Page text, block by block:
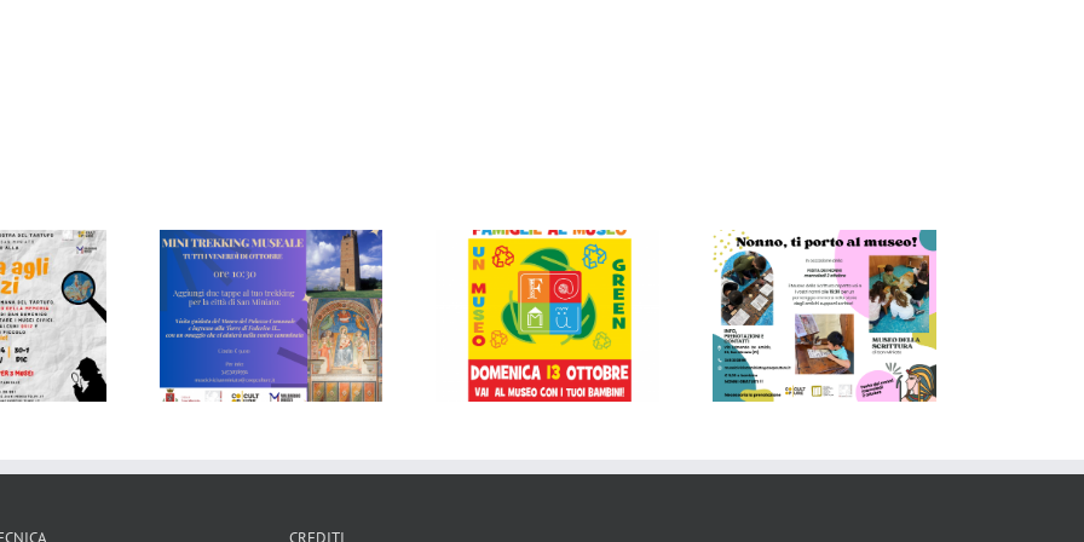
TREKKING
TUTTI I
IN OTTOBRE
GIORNATA NAZIONALE
DELLE FAMIGLIE AL
MUSEO. VAI AL MUSEO
CON I TUOI BAMBINI!
NONNO, TI PORTO AL
MUSEO!
Pasqua tra le righe al
Museo della Scrittura di
San Miniato